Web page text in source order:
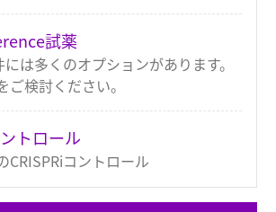
試薬
は多くのオプションがあります。
ご検討ください。
トロール
CRISPRiコントロール